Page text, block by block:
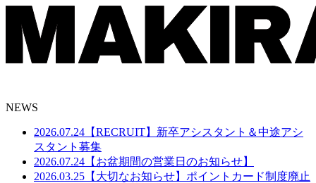
NEWS
2026.07.24 【RECRUIT】新卒アシスタント＆中途アシ
スタント募集
2026.07.24 【お盆期間の営業日のお知らせ】
2026.03.25 【大切なお知らせ】ポイントカード制度廃止